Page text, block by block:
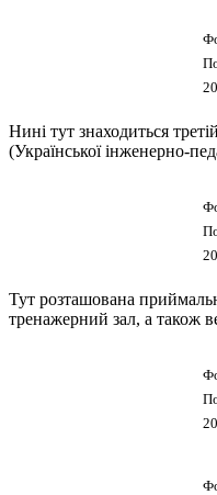
Нині тут знаходиться
(Української інженерно-
Тут розташована
тренажерний зал, а також